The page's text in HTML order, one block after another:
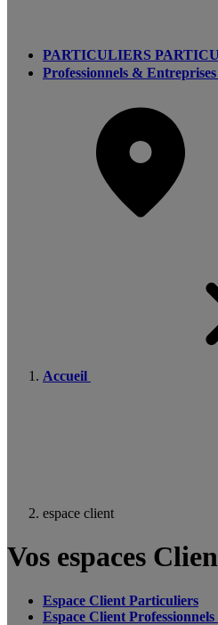
PARTICULIERS
Professionnels & Entreprises
Accueil
espace client
Vos espaces
Espace Client Particuliers
Espace Client